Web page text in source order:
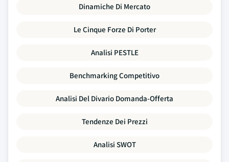
Dinamiche Di Mercato
Le Cinque Forze Di Porter
Analisi PESTLE
Benchmarking Competitivo
Analisi Del Divario Domanda-Offerta
Tendenze Dei Prezzi
Analisi SWOT